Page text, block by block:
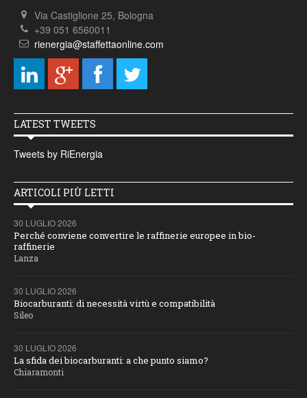
Via Castiglione 25, Bologna
+39 051 6560011
rienergia@staffettaonline.com
LATEST TWEETS
Tweets by RiEnergia
ARTICOLI PIÙ LETTI
30 LUGLIO 2026
Perché conviene convertire le raffinerie europee in bio-
raffinerie
Lanza
30 LUGLIO 2026
Biocarburanti: di necessità virtù e compatibilità
Sileo
30 LUGLIO 2026
La sfida dei biocarburanti: a che punto siamo?
Chiaramonti